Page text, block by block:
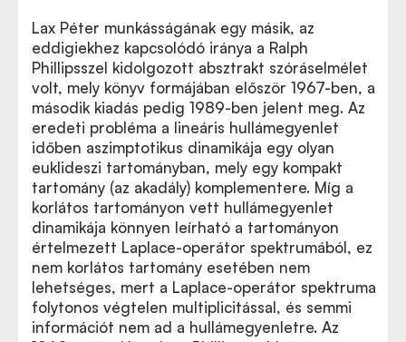
Lax Péter munkásságának egy másik, az
eddigiekhez kapcsolódó iránya a Ralph
Phillipsszel kidolgozott absztrakt szóráselmélet
volt, mely könyv formájában először 1967-ben, a
második kiadás pedig 1989-ben jelent meg. Az
eredeti probléma a lineáris hullámegyenlet
időben aszimptotikus dinamikája egy olyan
euklideszi tartományban, mely egy kompakt
tartomány (az akadály) komplementere. Míg a
korlátos tartományon vett hullámegyenlet
dinamikája könnyen leírható a tartományon
értelmezett Laplace-operátor spektrumából, ez
nem korlátos tartomány esetében nem
lehetséges, mert a Laplace-operátor spektruma
folytonos végtelen multiplicitással, és semmi
információt nem ad a hullámegyenletre. Az